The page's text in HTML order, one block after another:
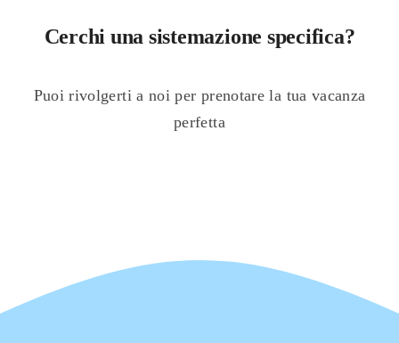
Cerchi una sistemazione specifica?
Puoi rivolgerti a noi per prenotare la tua vacanza
perfetta